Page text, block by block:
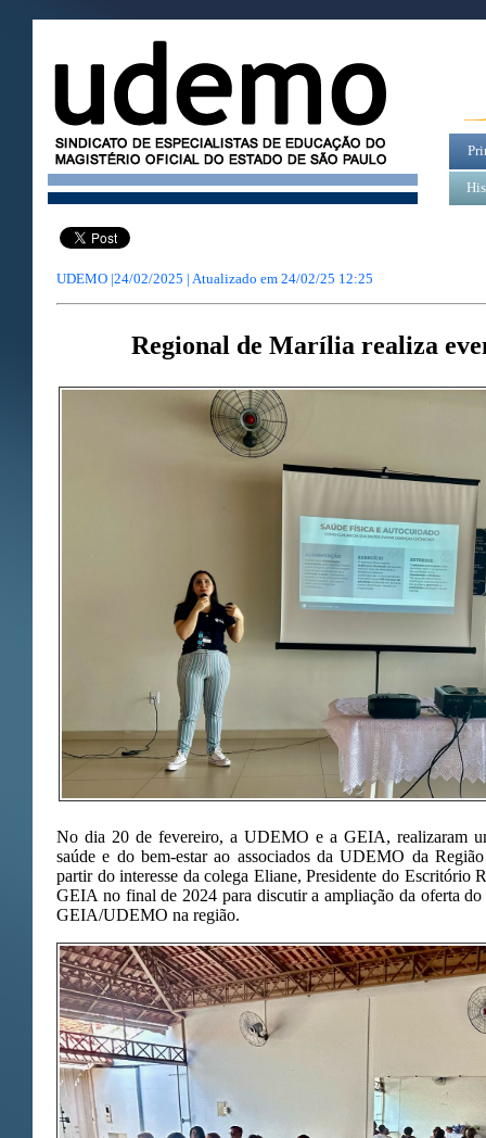
UDEMO |24/02/2025 | Atualizado em 24/02/25 12:25
Regional de Marília realiza
No dia 20 de fevereiro, a UDEMO e a GEIA, realizaram
saúde e do bem-estar ao associados da UDEMO da
partir do interesse da colega Eliane, Presidente do Escritório
GEIA no final de 2024 para discutir a ampliação da oferta do
GEIA/UDEMO na região.